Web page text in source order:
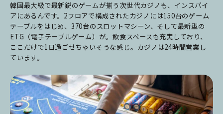
韓国最大級で最新鋭のゲームが揃う次世代カジノも、インスパイ
アにあるんです。2フロアで構成されたカジノには150台のゲーム
テーブルをはじめ、370台のスロットマシーン、そして最新型の
ETG（電子テーブルゲーム）が。飲食スペースも充実しており、
ここだけで1日過ごせちゃいそうな感じ。カジノは24時間営業し
ています。